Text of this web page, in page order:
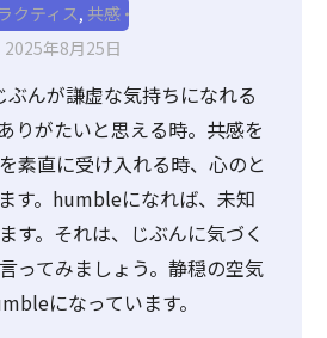
クティス, 共感
2025年8月25日
ぶんが謙虚な気持ちになれる
りがたいと思える時。共感を
素直に受け入れる時、心のと
す。humbleになれば、未知
す。それは、じぶんに気づく
ってみましょう。静穏の空気
になっています。